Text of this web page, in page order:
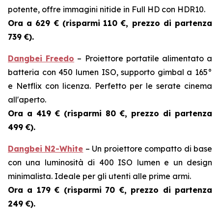
potente, offre immagini nitide in Full HD con HDR10.
Ora a 629 € (risparmi 110 €, prezzo di partenza
739 €).
Dangbei Freedo – Proiettore portatile alimentato a
batteria con 450 lumen ISO, supporto gimbal a 165°
e Netflix con licenza. Perfetto per le serate cinema
all'aperto.
Ora a 419 € (risparmi 80 €, prezzo di partenza
499 €).
Dangbei N2-White – Un proiettore compatto di base
con una luminosità di 400 ISO lumen e un design
minimalista. Ideale per gli utenti alle prime armi.
Ora a 179 € (risparmi 70 €, prezzo di partenza
249 €).